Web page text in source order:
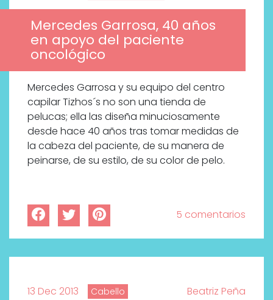
Mercedes Garrosa, 40 años
en apoyo del paciente
oncológico
Mercedes Garrosa y su equipo del centro
capilar Tizhos´s no son una tienda de
pelucas; ella las diseña minuciosamente
desde hace 40 años tras tomar medidas de
la cabeza del paciente, de su manera de
peinarse, de su estilo, de su color de pelo.
5 comentarios
13 Dec 2013 Cabello Beatriz Peña